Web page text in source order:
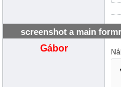
screenshot a main
Gábor